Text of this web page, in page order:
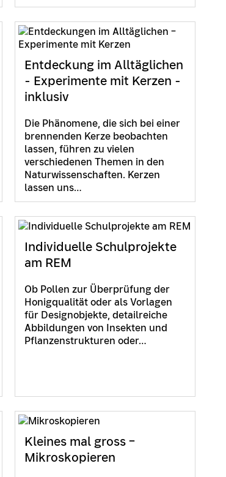
Entdeckung im Alltäglichen
- Experimente mit Kerzen -
inklusiv
Die Phänomene, die sich bei einer
brennenden Kerze beobachten
lassen, führen zu vielen
verschiedenen Themen in den
Naturwissenschaften. Kerzen
lassen uns…
Individuelle Schulprojekte
am REM
Ob Pollen zur Überprüfung der
Honigqualität oder als Vorlagen
für Designobjekte, detailreiche
Abbildungen von Insekten und
Pflanzenstrukturen oder…
Kleines mal gross –
Mikroskopieren